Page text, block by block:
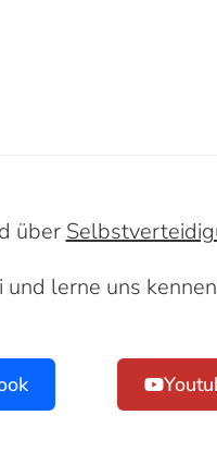
über
und lerne uns